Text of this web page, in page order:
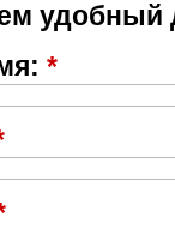
удобный
*